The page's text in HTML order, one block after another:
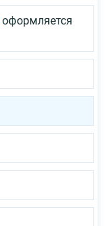
оформляется